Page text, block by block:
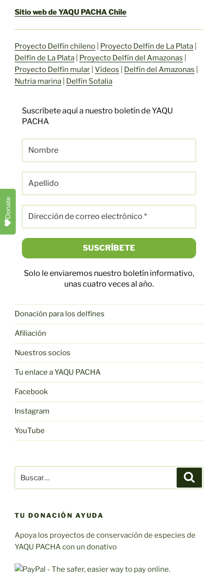
Sitio web de YAQU PACHA Chile
Proyecto Delfín chileno Proyecto Delfín de La Plata
Delfín de La Plata
Proyecto Delfín del Amazonas
Proyecto Delfín mular Vídeos Delfín del Amazonas
Nutria marina
Delfín Sotalia
Suscríbete aquí a nuestro boletín de YAQU
PACHA
Solo le enviaremos nuestro boletín informativo,
unas cuatro veces al año.
Donación para los delfines
Afiliación
Nuestros socios
Tu enlace a YAQU PACHA
Facebook
Instagram
YouTube
TU DONACIÓN AYUDA
Apoya los proyectos de conservación de especies de
YAQU PACHA con un donativo
Donate